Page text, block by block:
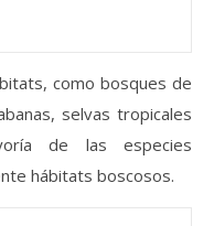
como bosques de
selvas tropicales
de las especies
hábitats boscosos.